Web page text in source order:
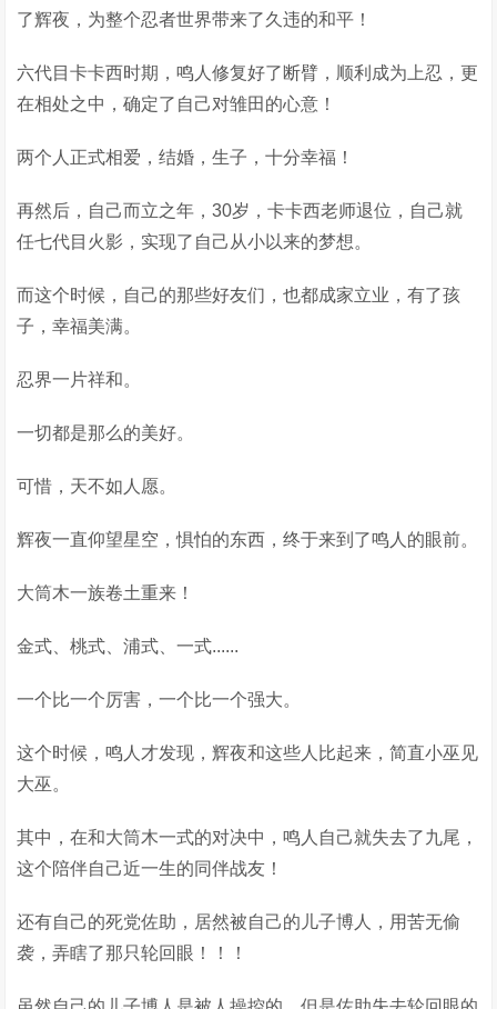
了辉夜，为整个忍者世界带来了久违的和平！
六代目卡卡西时期，鸣人修复好了断臂，顺利成为上忍，更
在相处之中，确定了自己对雏田的心意！
两个人正式相爱，结婚，生子，十分幸福！
再然后，自己而立之年，30岁，卡卡西老师退位，自己就
任七代目火影，实现了自己从小以来的梦想。
而这个时候，自己的那些好友们，也都成家立业，有了孩
子，幸福美满。
忍界一片祥和。
一切都是那么的美好。
可惜，天不如人愿。
辉夜一直仰望星空，惧怕的东西，终于来到了鸣人的眼前。
大筒木一族卷土重来！
金式、桃式、浦式、一式......
一个比一个厉害，一个比一个强大。
这个时候，鸣人才发现，辉夜和这些人比起来，简直小巫见
大巫。
其中，在和大筒木一式的对决中，鸣人自己就失去了九尾，
这个陪伴自己近一生的同伴战友！
还有自己的死党佐助，居然被自己的儿子博人，用苦无偷
袭，弄瞎了那只轮回眼！！！